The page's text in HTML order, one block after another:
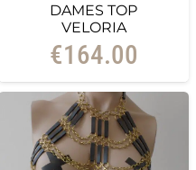
DAMES TOP
VELORIA
€164.00